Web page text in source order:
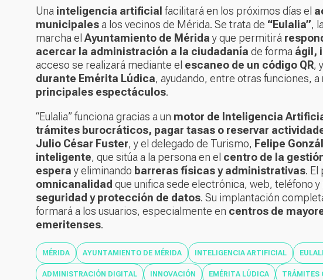
Una inteligencia artificial facilitará en los próximos días el
municipalesa los vecinos de Mérida. Se trata de “Eulalia”,
marcha el Ayuntamiento de Mériday que permitirá
acercar la administración a la ciudadanía de forma ágil,
acceso se realizará mediante el escaneo de un código QR, y
durante Emérita Lúdica, ayudando, entre otras funciones, a
principales espectáculos.
“Eulalia” funciona gracias a un motor de Inteligencia
trámites burocráticos, pagar tasas o reservar
Julio César Fuster, y el delegado de Turismo, Felipe
inteligente, que sitúa a la persona en el centro de la
esperay eliminando barreras físicas y administrativas.
omnicanalidad que unifica sede electrónica, web, teléfono
seguridad y protección de datos. Su implantación
formará a los usuarios, especialmente en centros de
emeritenses.
MÉRIDA AYUNTAMIENTO DE MÉRIDA INTELIGENCIA ARTIFICIAL
ADMINISTRACIÓN DIGITAL INNOVACIÓN EMÉRITA LÚDICA TRÁMITES